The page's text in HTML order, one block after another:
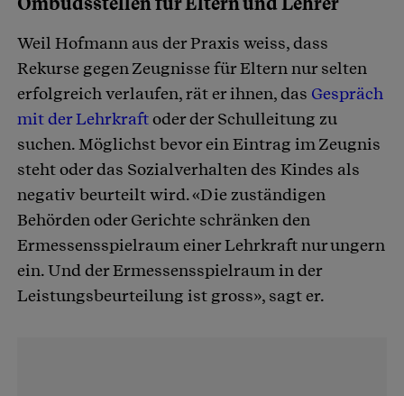
Weil Hofmann aus der Praxis weiss, dass
Rekurse gegen Zeugnisse für Eltern nur selten
erfolgreich verlaufen, rät er ihnen, das Gespräch
mit der Lehrkraftoder der Schulleitung zu
suchen. Möglichst bevor ein Eintrag im Zeugnis
steht oder das Sozialverhalten des Kindes als
negativ beurteilt wird. «Die zuständigen
Behörden oder Gerichte schränken den
Ermessensspielraum einer Lehrkraft nur ungern
ein. Und der Ermessensspielraum in der
Leistungsbeurteilung ist gross», sagt er.